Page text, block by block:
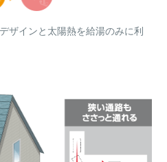
ザインと太陽熱を給湯のみに利